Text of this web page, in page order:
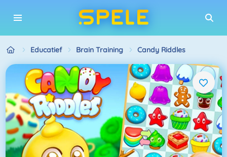
Educatief Brain Training Candy Riddles